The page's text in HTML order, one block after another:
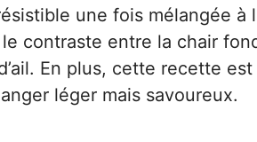
une fois mélangée à
contraste entre la chair
En plus, cette recette
léger mais savoureux.